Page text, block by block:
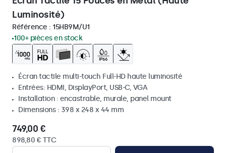
Luminosité)
Référence : 15HB9M/U1
100+ pièces en stock
Écran tactile multi-touch Full-HD haute luminosité
Entrées: HDMI, DisplayPort, USB-C, VGA
Installation : encastrable, murale, panel mount
Dimensions : 398 x 248 x 44 mm
749,00 €
898,80 € TTC